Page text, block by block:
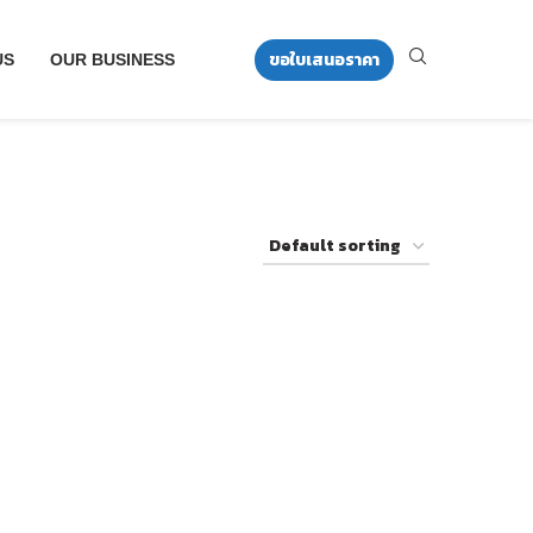
OUR BUSINESS ขอใบเสนอราคา